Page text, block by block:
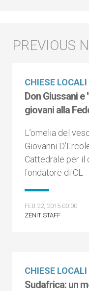
CHIESE LOCALI
Don Giussani e
giovani alla
L’omelia del
Giovanni
Cattedrale per il
fondatore di CL
FEB 22, 2015 00:00
ZENIT STAFF
CHIESE LOCALI
Sudafrica: un